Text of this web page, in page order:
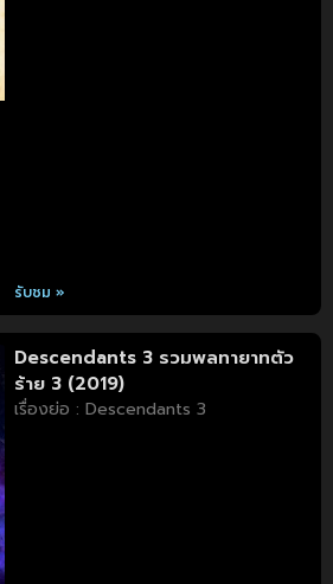
รับชม »
Descendants 3 รวมพลทายาทตัว
ร้าย 3 (2019)
เรื่องย่อ : Descendants 3